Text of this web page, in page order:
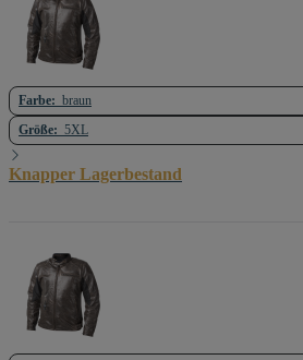
Farbe: braun
Größe: 5XL
Knapper Lagerbestand